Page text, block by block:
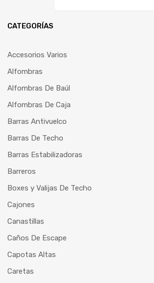
CATEGORÍAS
Accesorios Varios
Alfombras
Alfombras De Baúl
Alfombras De Caja
Barras Antivuelco
Barras De Techo
Barras Estabilizadoras
Barreros
Boxes y Valijas De Techo
Cajones
Canastillas
Caños De Escape
Capotas Altas
Caretas